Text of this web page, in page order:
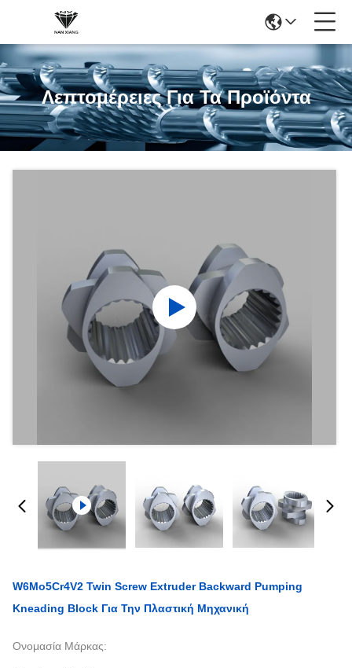
Λεπτομέρειες Για Τα Προϊόντα
W6Mo5Cr4V2 Twin Screw Extruder Backward Pumping
Kneading Block Για Την Πλαστική Μηχανική
Ονομασία Μάρκας: